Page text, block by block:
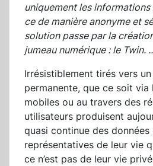
uniquement les informations
ce de manière anonyme et
solution passe par la
jumeau numérique : le Twin.
Irrésistiblement tirés vers
permanente, que ce soit via
mobiles ou au travers des
utilisateurs produisent
quasi continue des
représentatives de leur vie
ce n’est pas de leur vie